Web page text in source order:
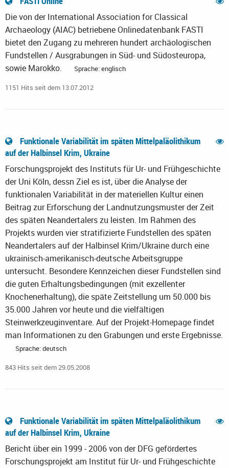
Die von der International Association for Classical
Archaeology (AIAC) betriebene Onlinedatenbank FASTI
bietet den Zugang zu mehreren hundert archäologischen
Fundstellen / Ausgrabungen in Süd- und Südosteuropa,
sowie Marokko.
Sprache: englisch
1151 Hits seit dem 13.07.2012
Funktionale Variabilität im späten Mittelpaläolithikum
auf der Halbinsel Krim, Ukraine
Forschungsprojekt des Instituts für Ur- und Frühgeschichte
der Uni Köln, dessn Ziel es ist, über die Analyse der
funktionalen Variabilität in der materiellen Kultur einen
Beitrag zur Erforschung der Landnutzungsmuster der Zeit
des späten Neandertalers zu leisten. Im Rahmen des
Projekts wurden vier stratifizierte Fundstellen des späten
Neandertalers auf der Halbinsel Krim/Ukraine durch eine
ukrainisch-amerikanisch-deutsche Arbeitsgruppe
untersucht. Besondere Kennzeichen dieser Fundstellen sind
die guten Erhaltungsbedingungen (mit exzellenter
Knochenerhaltung), die späte Zeitstellung um 50.000 bis
35.000 Jahren vor heute und die vielfältigen
Steinwerkzeuginventare. Auf der Projekt-Homepage findet
man Informationen zu den Grabungen und erste Ergebnisse.
Sprache: deutsch
843 Hits seit dem 29.05.2008
Funktionale Variabilität im späten Mittelpaläolithikum
auf der Halbinsel Krim, Ukraine
Bericht über ein 1999 - 2006 von der DFG gefördertes
Forschungsprojekt am Institut für Ur- und Frühgeschichte